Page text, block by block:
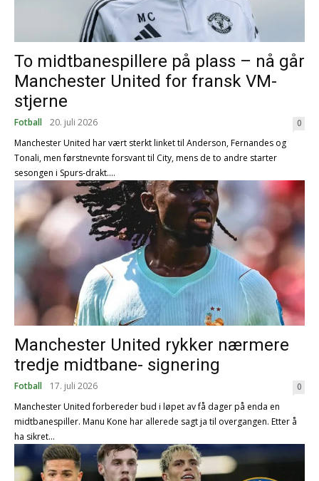
To midtbanespillere på plass – nå går
Manchester United for fransk VM-
stjerne
Fotball 20. juli 2026
0
Manchester United har vært sterkt linket til Anderson, Fernandes og
Tonali, men førstnevnte forsvant til City, mens de to andre starter
sesongen i Spurs-drakt....
Manchester United rykker nærmere
tredje midtbane- signering
Fotball 17. juli 2026
0
Manchester United forbereder bud i løpet av få dager på enda en
midtbanespiller. Manu Kone har allerede sagt ja til overgangen. Etter å
ha sikret...